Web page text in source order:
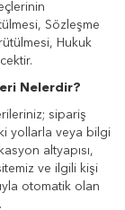
Sözleşme
Hukuk
Nelerdir?
sipariş
yollarla veya bilgi
altyapısı,
ve ilgili kişi
otomatik olan